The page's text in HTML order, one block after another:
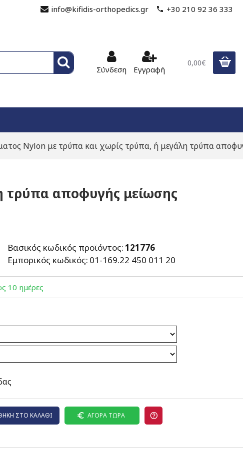
info@kifidis-orthopedics.gr +30 210 92 36 333
Σύνδεση Εγγραφή
0,00€
Nylon με τρύπα και χωρίς τρύπα, ή μεγάλη τρύπα
τρύπα αποφυγής μείωσης
Βασικός κωδικός προϊόντος:121776
Εμπορικός κωδικός: 01-169.22 450 011 20
10 ημέρες
ΣΤΟ ΚΑΛΆΘΙ ΑΓΟΡΆ ΤΏΡΑ